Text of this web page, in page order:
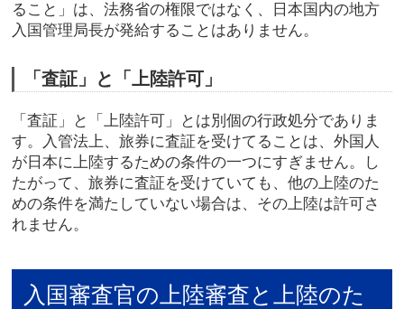
ること」は、法務省の権限ではなく、日本国内の地方
入国管理局長が発給することはありません。
「査証」と「上陸許可」
「査証」と「上陸許可」とは別個の行政処分でありま
す。入管法上、旅券に査証を受けてることは、外国人
が日本に上陸するための条件の一つにすぎません。し
たがって、旅券に査証を受けていても、他の上陸のた
めの条件を満たしていない場合は、その上陸は許可さ
れません。
入国審査官の上陸審査と上陸のた